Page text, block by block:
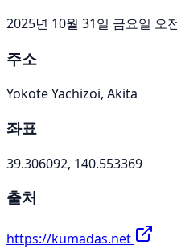
2025년 10월 31일 금요일 오
주소
Yokote Yachizoi, Akita
좌표
39.306092, 140.553369
출처
https://kumadas.net